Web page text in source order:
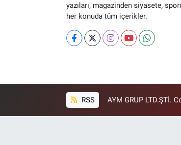
yazıları, magazinden siyasete,
her konuda tüm içerikler.
RSS AYM GRUP LTD.ŞTİ.